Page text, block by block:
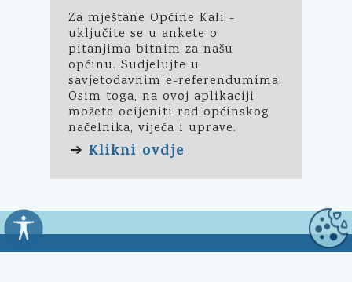
Za mještane Općine Kali -
uključite se u ankete o
pitanjima bitnim za našu
općinu. Sudjelujte u
savjetodavnim e-referendumima.
Osim toga, na ovoj aplikaciji
možete ocijeniti rad općinskog
načelnika, vijeća i uprave.
➔ Klikni ovdje